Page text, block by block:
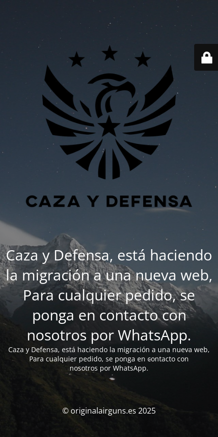
Caza y Defensa, está haciendo
la migración a una nueva web,
Para cualquier pedido, se
ponga en contacto con
nosotros por WhatsApp.
Caza y Defensa, está haciendo la migración a una nueva web,
Para cualquier pedido, se ponga en contacto con
nosotros por WhatsApp.
© originalairguns.es 2025